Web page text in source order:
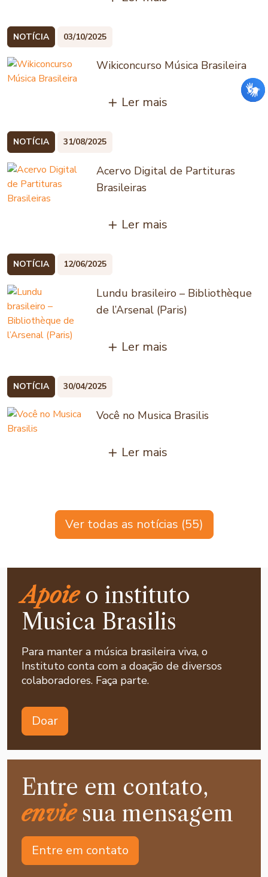
NOTÍCIA 03/10/2025
Wikiconcurso Música Brasileira
Ler mais
NOTÍCIA 31/08/2025
Acervo Digital de Partituras
Brasileiras
Ler mais
NOTÍCIA 12/06/2025
Lundu brasileiro – Bibliothèque
de l’Arsenal (Paris)
Ler mais
NOTÍCIA 30/04/2025
Você no Musica Brasilis
Ler mais
Ver todas as notícias (55)
Apoieo instituto
Musica Brasilis
Para manter a música brasileira viva, o
Instituto conta com a doação de diversos
colaboradores. Faça parte.
Doar
Entre em contato,
enviesua mensagem
Entre em contato